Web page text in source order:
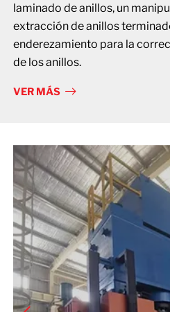
laminado de anillos, un
extracción de anillos
enderezamiento para la
de los anillos.
VER MÁS